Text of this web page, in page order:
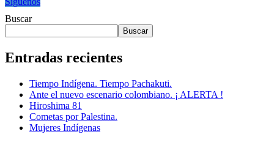
Buscar
Buscar
Entradas recientes
Tiempo Indígena. Tiempo Pachakuti.
Ante el nuevo escenario colombiano. ¡ ALERTA !
Hiroshima 81
Cometas por Palestina.
Mujeres Indígenas